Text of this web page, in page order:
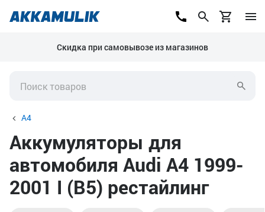
Скидка при самовывозе из магазинов
A4
Аккумуляторы для
автомобиля Audi A4 1999-
2001 I (B5) рестайлинг